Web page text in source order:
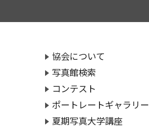
協会について
写真館検索
コンテスト
ポートレートギャラリー
夏期写真大学講座